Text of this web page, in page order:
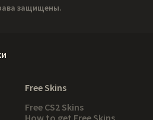
защищены.
Free Skins
Free CS2 Skins